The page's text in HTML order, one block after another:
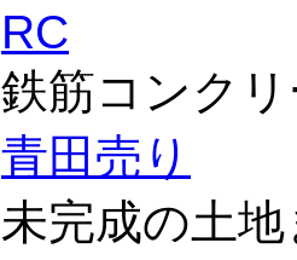
RC
鉄筋コンク
青田売り
未完成の土